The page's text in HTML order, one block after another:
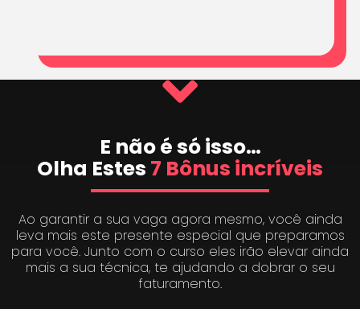
E não é só isso…
Olha Estes 7 Bônus incríveis
Ao garantir a sua vaga agora mesmo, você ainda
leva mais este presente especial que preparamos
para você. Junto com o curso eles irão elevar ainda
mais a sua técnica, te ajudando a dobrar o seu
faturamento.